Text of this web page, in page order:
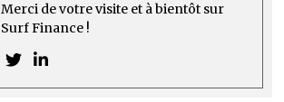
Merci de votre visite et à bientôt sur
Surf Finance !